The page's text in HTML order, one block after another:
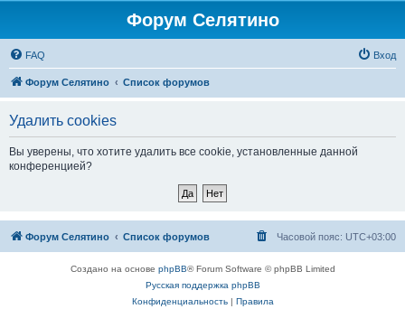
Форум Селятино
FAQ Вход
Форум Селятино Список форумов
Удалить cookies
Вы уверены, что хотите удалить все cookie, установленные данной
конференцией?
Форум Селятино Список форумов Часовой пояс: UTC+03:00
Создано на основе phpBB® Forum Software © phpBB Limited
Русская поддержка phpBB
Конфиденциальность| Правила